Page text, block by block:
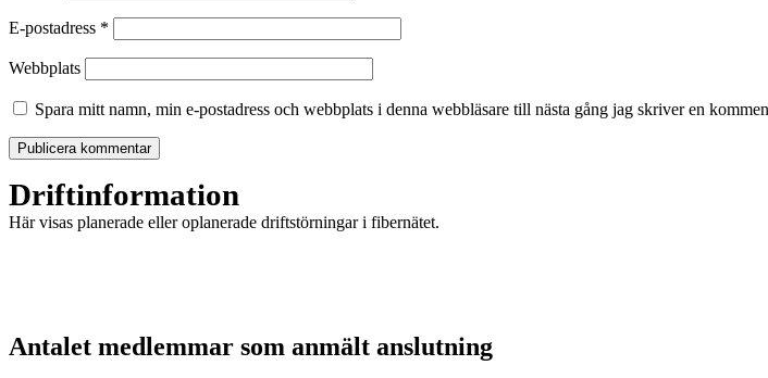
E-postadress *
Webbplats
Spara mitt namn, min e-postadress och webbplats i denna webbläsare till nästa gång jag skriver en
Driftinformation
Här visas planerade eller oplanerade driftstörningar i fibernätet.
Antalet medlemmar som anmält anslutning